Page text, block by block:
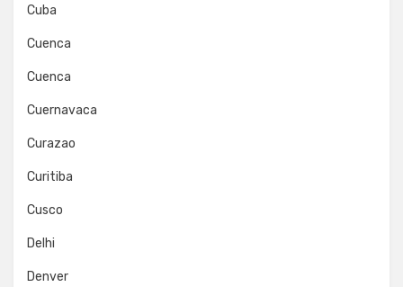
Cuba
Cuenca
Cuenca
Cuernavaca
Curazao
Curitiba
Cusco
Delhi
Denver